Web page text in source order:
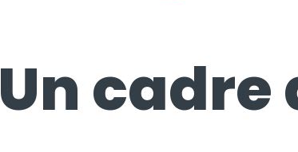
Un cadre